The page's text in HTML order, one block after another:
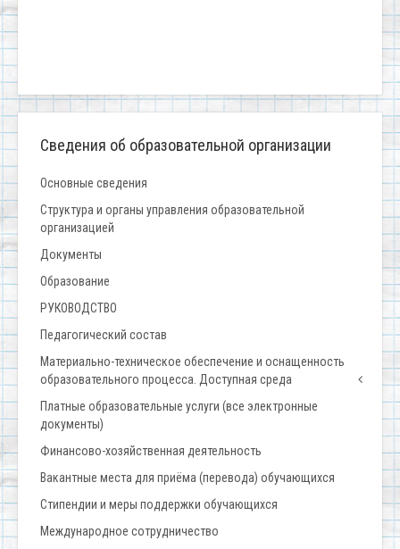
Сведения об образовательной организации
Основные сведения
Структура и органы управления образовательной
организацией
Документы
Образование
РУКОВОДСТВО
Педагогический состав
Материально-техническое обеспечение и оснащенность
образовательного процесса. Доступная среда
Платные образовательные услуги (все электронные
документы)
Финансово-хозяйственная деятельность
Вакантные места для приёма (перевода) обучающихся
Стипендии и меры поддержки обучающихся
Международное сотрудничество